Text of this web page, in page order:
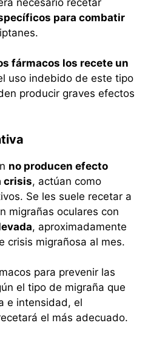
para combatir
fármacos los recete un
uso indebido de este tipo
producir graves efectos
no producen efecto
crisis, actúan como
Se les suele recetar a
migrañas oculares con
, aproximadamente
crisis migrañosa al mes.
para prevenir las
el tipo de migraña que
e intensidad, el
el más adecuado.